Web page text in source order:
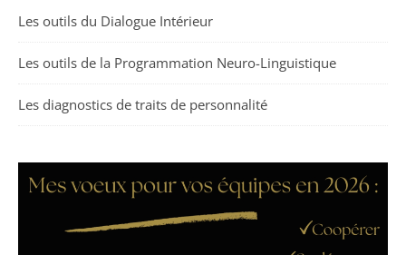
Les outils du Dialogue Intérieur
Les outils de la Programmation Neuro-Linguistique
Les diagnostics de traits de personnalité